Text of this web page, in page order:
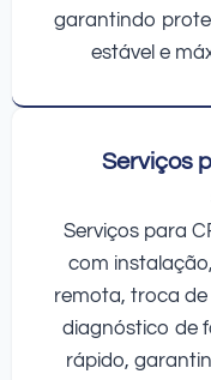
garantindo
estável e
Serviços
Serviços para
com
remota, troca
diagnóstico de
rápido,